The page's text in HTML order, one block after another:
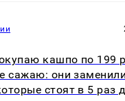
кашпо по 199
сажаю: они
стоят в 5 раз